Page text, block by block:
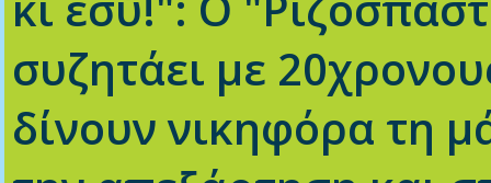
συζητάει με
δίνουν νικηφόρα τη